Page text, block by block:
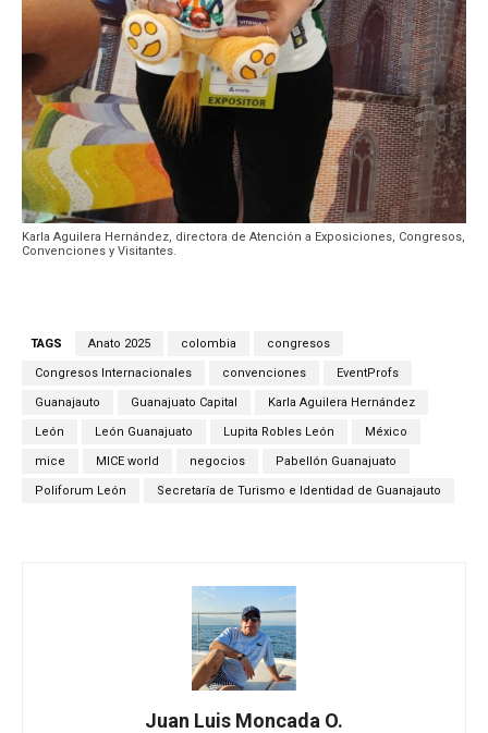
Karla Aguilera Hernández, directora de Atención a Exposiciones, Congresos,
Convenciones y Visitantes.
TAGS Anato 2025 colombia congresos
Congresos Internacionales convenciones EventProfs
Guanajauto Guanajuato Capital Karla Aguilera Hernández
León León Guanajuato Lupita Robles León México
mice MICE world negocios Pabellón Guanajuato
Poliforum León Secretaría de Turismo e Identidad de Guanajauto
Juan Luis Moncada O.